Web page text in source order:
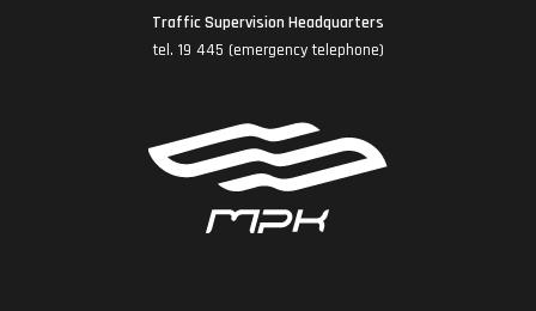
Traffic Supervision Headquarters
tel. 19 445 (emergency telephone)